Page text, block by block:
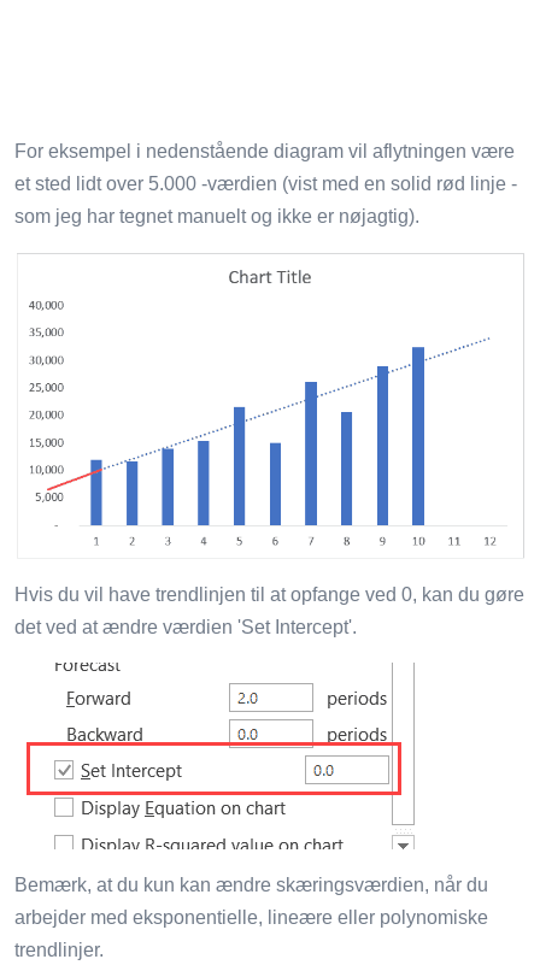
For eksempel i nedenstående diagram vil aflytningen være
et sted lidt over 5.000 -værdien (vist med en solid rød linje -
som jeg har tegnet manuelt og ikke er nøjagtig).
Hvis du vil have trendlinjen til at opfange ved 0, kan du gøre
det ved at ændre værdien 'Set Intercept'.
Bemærk, at du kun kan ændre skæringsværdien, når du
arbejder med eksponentielle, lineære eller polynomiske
trendlinjer.